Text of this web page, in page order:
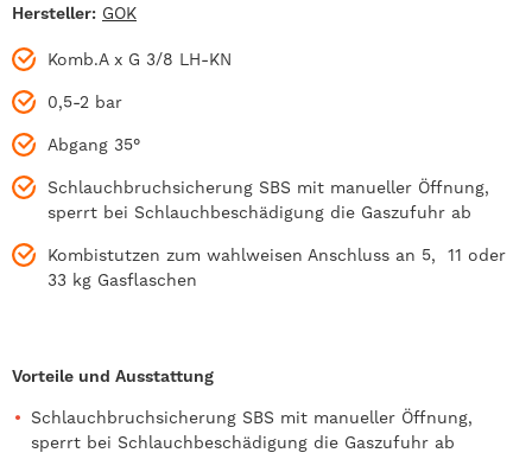
Hersteller: GOK
Komb.A x G 3/8 LH-KN
0,5-2 bar
Abgang 35°
Schlauchbruchsicherung SBS mit manueller Öffnung,
sperrt bei Schlauchbeschädigung die Gaszufuhr ab
Kombistutzen zum wahlweisen Anschluss an 5, 11 oder
33 kg Gasflaschen
Vorteile und Ausstattung
Schlauchbruchsicherung SBS mit manueller Öffnung,
sperrt bei Schlauchbeschädigung die Gaszufuhr ab